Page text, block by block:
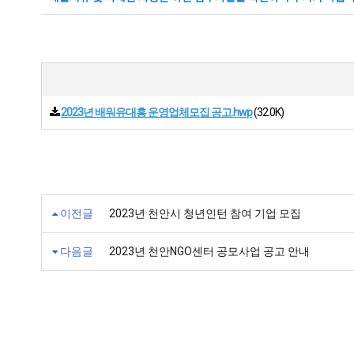
2023년 배워유대흥 운영업체모집 공고.hwp(32.0K)
이전글 2023년 천안시 청년인턴 참여 기업 모집
다음글 2023년 천안NGO센터 공모사업 공고 안내